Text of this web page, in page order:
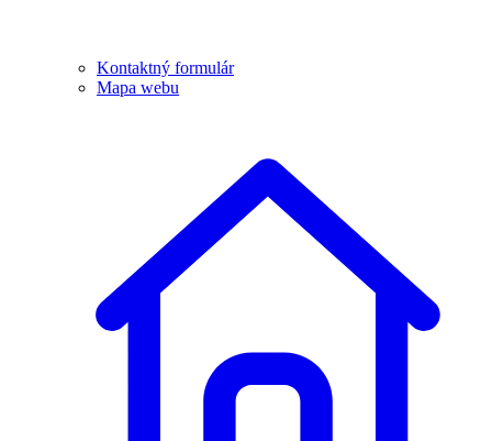
Kontaktný formulár
Mapa webu